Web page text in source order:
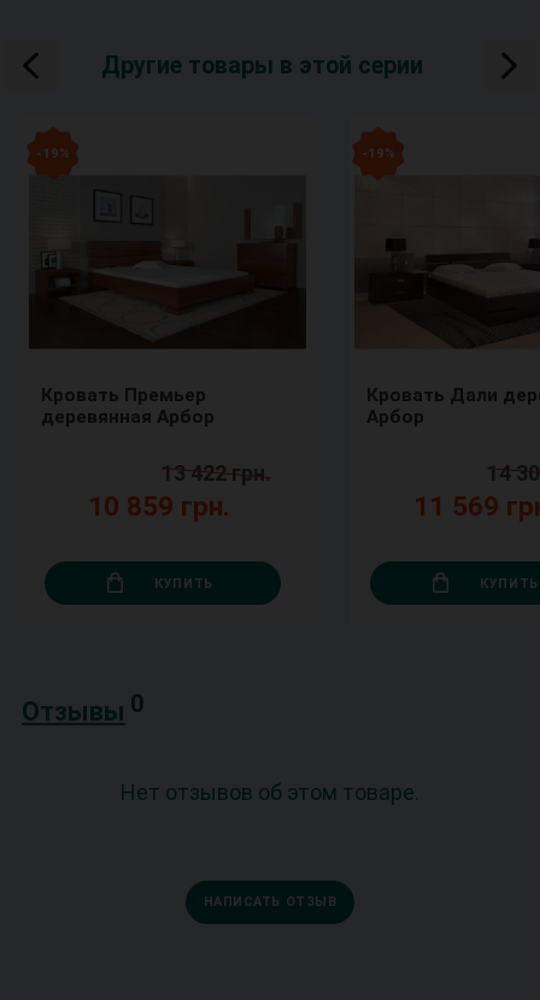
Другие товары в этой серии
- 19 %
Кровать Премьер
деревянная Арбор
10 859 грн.
13 422 грн.
КУПИТЬ
- 19 %
Кровать Дали
Арбор
11 569
14
КУПИТЬ
Отзывы 0
Нет отзывов об этом товаре.
НАПИСАТЬ ОТЗЫВ